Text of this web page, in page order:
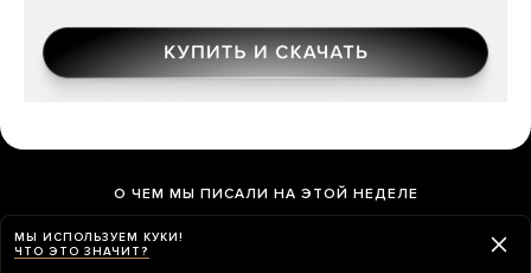
О ЧЕМ МЫ ПИСАЛИ НА ЭТОЙ НЕДЕЛЕ
МЫ ИСПОЛЬЗУЕМ КУКИ!
ЧТО ЭТО ЗНАЧИТ?